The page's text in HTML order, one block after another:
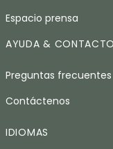
Espacio prensa
AYUDA &
Preguntas frecuentes
Contáctenos
IDIOMAS